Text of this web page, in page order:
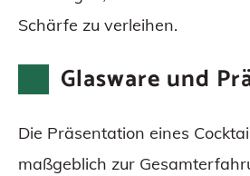
Schärfe zu verleihen.
Glasware und
Die Präsentation eines
maßgeblich zur